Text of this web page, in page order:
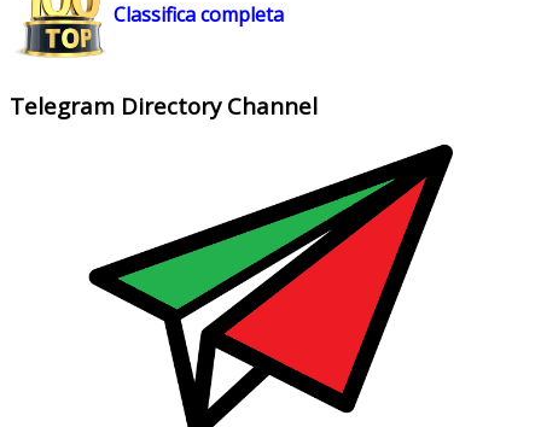
Classifica completa
Telegram Directory Channel